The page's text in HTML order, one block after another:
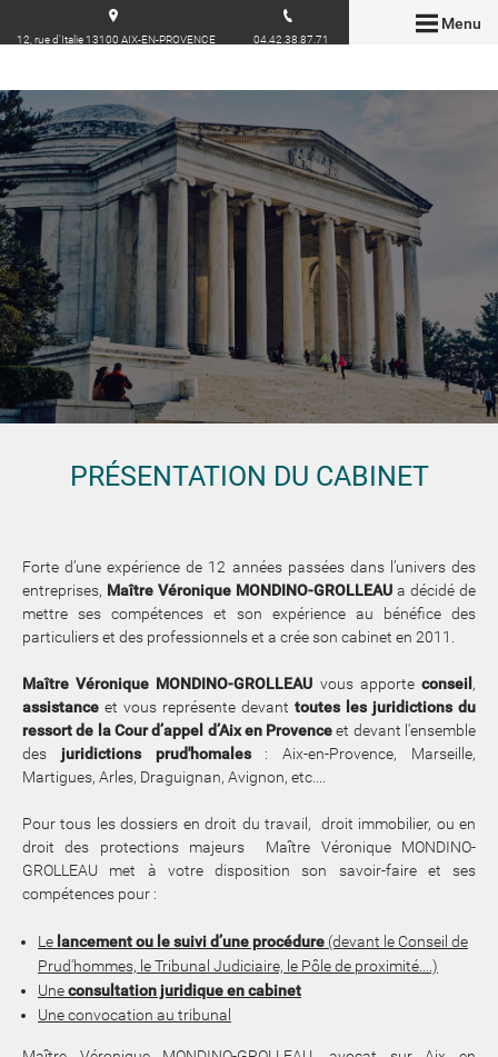
Menu
12, rue d'Italie 13100 AIX-EN-PROVENCE 04.42.38.87.71
PRÉSENTATION DU CABINET
Forte d’une expérience de 12 années passées dans l’univers des
entreprises, Maître Véronique MONDINO-GROLLEAU a décidé de
mettre ses compétences et son expérience au bénéfice des
particuliers et des professionnels et a crée son cabinet en 2011.
Maître Véronique MONDINO-GROLLEAU vous apporteconseil ,
assistance et vous représente devant toutes les juridictions du
ressort de la Cour d’appel d’Aix en Provenceet devant l'ensemble
des juridictions prud'homales: Aix-en-Provence, Marseille,
Martigues, Arles, Draguignan, Avignon, etc....
Pour tous les dossiers en droit du travail, droit immobilier, ou en
droit des protections majeurs Maître Véronique MONDINO-
GROLLEAU met à votre disposition son savoir-faire et ses
compétences pour :
Le lancement ou le suivi d’une procédure (devant le Conseil de
Prud'hommes, le Tribunal Judiciaire, le Pôle de proximité....)
Uneconsultation juridique en cabinet
Une convocation au tribunal